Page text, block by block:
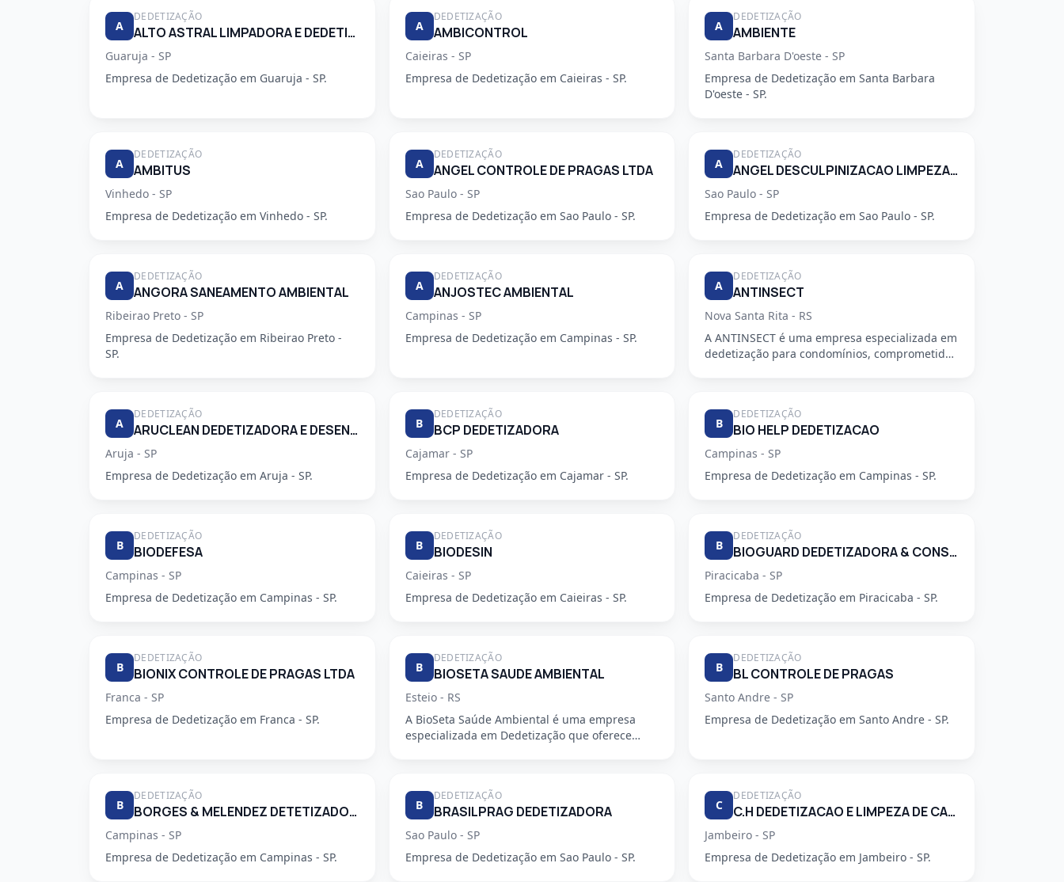
A
DEDETIZAÇÃO
ALTO ASTRAL LIMPADORA E DEDETIZADORA
Guaruja - SP
Empresa de Dedetização em Guaruja - SP.
A
DEDETIZAÇÃO
AMBICONTROL
Caieiras - SP
Empresa de Dedetização em Caieiras - SP.
A
DEDETIZAÇÃO
AMBIENTE
Santa Barbara D'oeste - SP
Empresa de Dedetização em Santa Barbara
D'oeste - SP.
A
DEDETIZAÇÃO
AMBITUS
Vinhedo - SP
Empresa de Dedetização em Vinhedo - SP.
A
DEDETIZAÇÃO
ANGEL CONTROLE DE PRAGAS LTDA
Sao Paulo - SP
Empresa de Dedetização em Sao Paulo - SP.
A
DEDETIZAÇÃO
ANGEL DESCULPINIZACAO LIMPEZA E RESTAURACAO DE CAIXAS DAGUA E CONTROLE DE PRAGAS LTDA
Sao Paulo - SP
Empresa de Dedetização em Sao Paulo - SP.
A
DEDETIZAÇÃO
ANGORA SANEAMENTO AMBIENTAL
Ribeirao Preto - SP
Empresa de Dedetização em Ribeirao Preto -
SP.
A
DEDETIZAÇÃO
ANJOSTEC AMBIENTAL
Campinas - SP
Empresa de Dedetização em Campinas - SP.
A
DEDETIZAÇÃO
ANTINSECT
Nova Santa Rita - RS
A ANTINSECT é uma empresa especializada em
dedetização para condomínios, comprometida
A
DEDETIZAÇÃO
ARUCLEAN DEDETIZADORA E DESENTUPIDORA
Aruja - SP
Empresa de Dedetização em Aruja - SP.
B
DEDETIZAÇÃO
BCP DEDETIZADORA
Cajamar - SP
Empresa de Dedetização em Cajamar - SP.
B
DEDETIZAÇÃO
BIO HELP DEDETIZACAO
Campinas - SP
Empresa de Dedetização em Campinas - SP.
B
DEDETIZAÇÃO
BIODEFESA
Campinas - SP
Empresa de Dedetização em Campinas - SP.
B
DEDETIZAÇÃO
BIODESIN
Caieiras - SP
Empresa de Dedetização em Caieiras - SP.
B
DEDETIZAÇÃO
BIOGUARD DEDETIZADORA & CONSULTORIA LTDA
Piracicaba - SP
Empresa de Dedetização em Piracicaba - SP.
B
DEDETIZAÇÃO
BIONIX CONTROLE DE PRAGAS LTDA
Franca - SP
Empresa de Dedetização em Franca - SP.
B
DEDETIZAÇÃO
BIOSETA SAUDE AMBIENTAL
Esteio - RS
A BioSeta Saúde Ambiental é uma empresa
especializada em Dedetização que oferece
B
DEDETIZAÇÃO
BL CONTROLE DE PRAGAS
Santo Andre - SP
Empresa de Dedetização em Santo Andre - SP.
B
DEDETIZAÇÃO
BORGES & MELENDEZ DETETIZADORA LTDA
Campinas - SP
Empresa de Dedetização em Campinas - SP.
B
DEDETIZAÇÃO
BRASILPRAG DEDETIZADORA
Sao Paulo - SP
Empresa de Dedetização em Sao Paulo - SP.
C
DEDETIZAÇÃO
C.H DEDETIZACAO E LIMPEZA DE CAIXA D'AGUA LTDA
Jambeiro - SP
Empresa de Dedetização em Jambeiro - SP.